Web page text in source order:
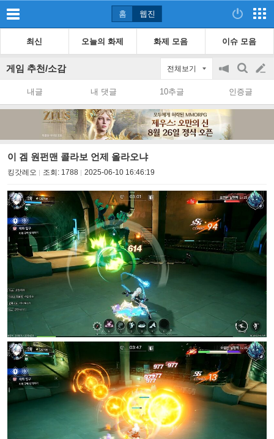
홈 웹진
최신 오늘의 화제 화제 모음 이슈 모음
게임 추천/소감 전체보기
공
on/off
검
색
글
쓰
내글 내 댓글 10추글 인증글
이 겜 원펀맨 콜라보 언제 올라오냐
킹갓레오 조회: 1788 2025-06-10 16:46:19